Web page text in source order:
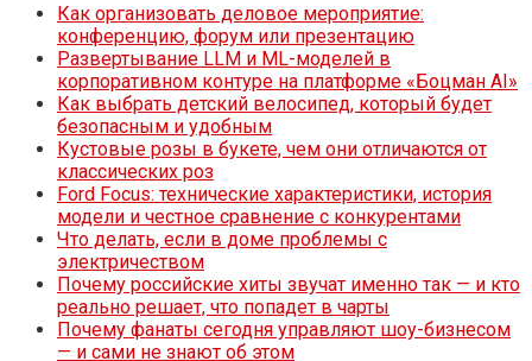
Как организовать деловое мероприятие:
конференцию, форум или презентацию
Развертывание LLM и ML-моделей в
корпоративном контуре на платформе «Боцман AI»
Как выбрать детский велосипед, который будет
безопасным и удобным
Кустовые розы в букете, чем они отличаются от
классических роз
Ford Focus: технические характеристики, история
модели и честное сравнение с конкурентами
Что делать, если в доме проблемы с
электричеством
Почему российские хиты звучат именно так — и кто
реально решает, что попадет в чарты
Почему фанаты сегодня управляют шоу-бизнесом
— и сами не знают об этом